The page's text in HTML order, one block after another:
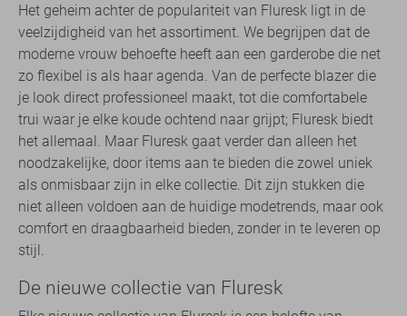
Het geheim achter de populariteit van Fluresk ligt in de
veelzijdigheid van het assortiment. We begrijpen dat de
moderne vrouw behoefte heeft aan een garderobe die net
zo flexibel is als haar agenda. Van de perfecte blazer die
je look direct professioneel maakt, tot die comfortabele
trui waar je elke koude ochtend naar grijpt; Fluresk biedt
het allemaal. Maar Fluresk gaat verder dan alleen het
noodzakelijke, door items aan te bieden die zowel uniek
als onmisbaar zijn in elke collectie. Dit zijn stukken die
niet alleen voldoen aan de huidige modetrends, maar ook
comfort en draagbaarheid bieden, zonder in te leveren op
stijl.
De nieuwe collectie van Fluresk